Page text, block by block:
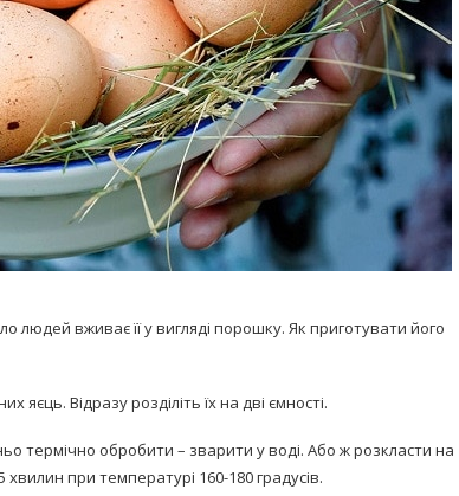
вживає її у вигляді порошку. Як приготувати його
Відразу розділіть їх на дві ємності.
термічно обробити – зварити у воді. Або ж розкласти на
при температурі 160-180 градусів.
Попробуйте рецепт
легендарного супа
Моро, который без...
08/Січ/2021